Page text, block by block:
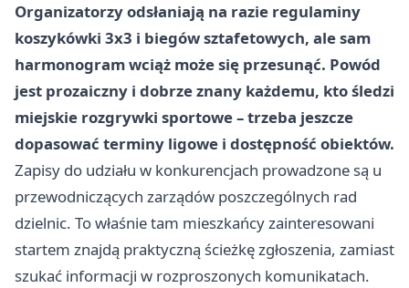
Organizatorzy odsłaniają na razie regulaminy
koszykówki 3x3 i biegów sztafetowych, ale sam
harmonogram wciąż może się przesunąć. Powód
jest prozaiczny i dobrze znany każdemu, kto śledzi
miejskie rozgrywki sportowe – trzeba jeszcze
dopasować terminy ligowe i dostępność obiektów.
Zapisy do udziału w konkurencjach prowadzone są u
przewodniczących zarządów poszczególnych rad
dzielnic. To właśnie tam mieszkańcy zainteresowani
startem znajdą praktyczną ścieżkę zgłoszenia, zamiast
szukać informacji w rozproszonych komunikatach.